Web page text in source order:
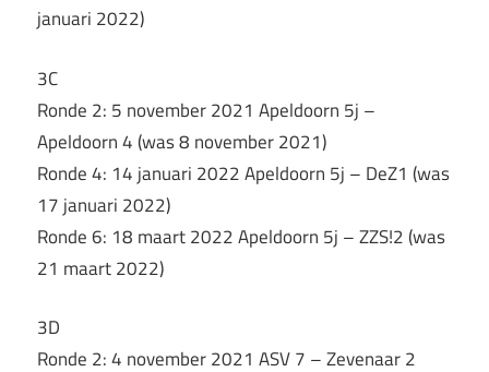
januari 2022)
3C
Ronde 2: 5 november 2021 Apeldoorn 5j –
Apeldoorn 4 (was 8 november 2021)
Ronde 4: 14 januari 2022 Apeldoorn 5j – DeZ1 (was
17 januari 2022)
Ronde 6: 18 maart 2022 Apeldoorn 5j – ZZS!2 (was
21 maart 2022)
3D
Ronde 2: 4 november 2021 ASV 7 – Zevenaar 2